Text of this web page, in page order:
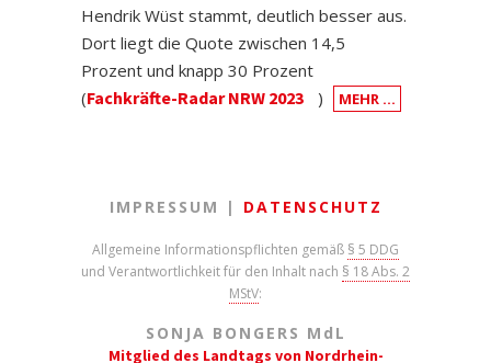
Hendrik Wüst stammt, deutlich besser aus.
Dort liegt die Quote zwischen 14,5
Prozent und knapp 30 Prozent
(Fachkräfte-Radar NRW 2023 ) MEHR …
IMPRESSUM | DATENSCHUTZ
Allgemeine Informationspflichten gemäß § 5 DDG
und Verantwortlichkeit für den Inhalt nach § 18 Abs. 2
MStV:
SONJA BONGERS M d L
Mitglied des Landtags von Nordrhein-